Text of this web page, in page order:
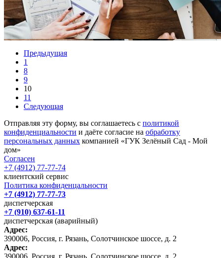
Предыдущая
1
8
9
10
11
Следующая
Отправляя эту форму, вы соглашаетесь с политикой
конфиденциальности и даёте согласие на обработку
персональных данных компанией «ГУК Зелёный Сад - Мой
дом»
Согласен
+7 (4912) 77-77-74
клиентский сервис
Политика конфиденцальности
+7 (4912) 77-77-73
диспетчерская
+7 (910) 637-61-11
диспетчерская (аварийный)
Адрес:
390006, Россия, г. Рязань, Солотчинское шоссе, д. 2
Адрес: